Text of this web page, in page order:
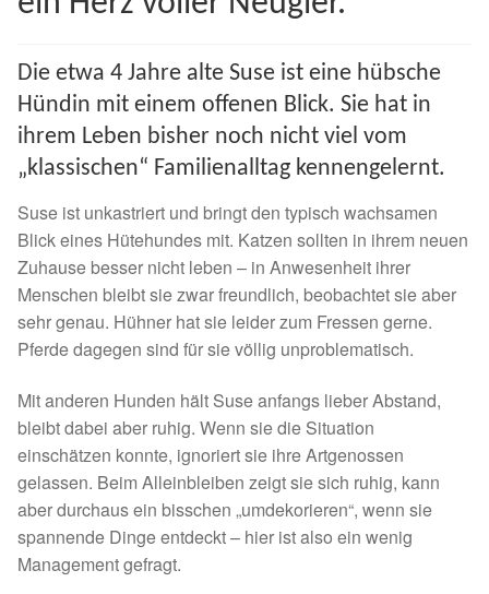
Juli bis Dezember 2023
Januar bis Juni 2023
Spenden 2022
Juli bis Dezember 2022
Januar bis Juni 2022
Juli bis Dezember 2021
Fördermitgliedschaft
Tierschutz
Die etwa 4 Jahre alte Suse ist eine hübsche
Hündin mit einem offenen Blick. Sie hat in
ihrem Leben bisher noch nicht viel vom
„klassischen“ Familienalltag kennengelernt.
Suse ist unkastriert und bringt den typisch wachsamen
Blick eines Hütehundes mit. Katzen sollten in ihrem neuen
Zuhause besser nicht leben – in Anwesenheit ihrer
Menschen bleibt sie zwar freundlich, beobachtet sie aber
sehr genau. Hühner hat sie leider zum Fressen gerne.
Pferde dagegen sind für sie völlig unproblematisch.
Mit anderen Hunden hält Suse anfangs lieber Abstand,
bleibt dabei aber ruhig. Wenn sie die Situation
einschätzen konnte, ignoriert sie ihre Artgenossen
gelassen. Beim Alleinbleiben zeigt sie sich ruhig, kann
aber durchaus ein bisschen „umdekorieren“, wenn sie
spannende Dinge entdeckt – hier ist also ein wenig
Management gefragt.